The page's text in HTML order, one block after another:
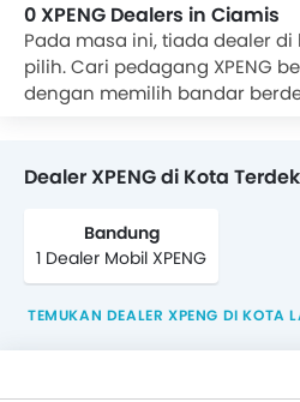
Anda. Detail yang tersedia.
populer antara lain . Hubungi
tukar tambah mobil lama
Kredit Mobil. Pilihan mobil
0 XPENG Dealers in Ciamis
Pada masa ini, tiada dealer
pilih. Cari pedagang XPENG
dengan memilih bandar
Dealer XPENG di Kota
Bandung
1 Dealer Mobil XPENG
TEMUKAN DEALER XPENG DI KOTA